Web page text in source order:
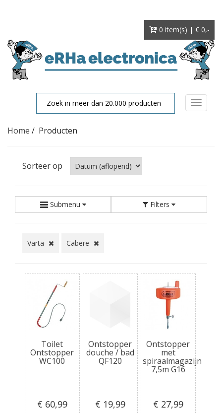
0 item(s) | € 0,-
Toggle
Home / Producten
Sorteer op
Submenu Filters
Varta Cabere
Toilet
Ontstopper
WC100
€ 60,99
Ontstopper
douche / bad
QF120
€ 19,99
Ontstopper
met
spiraalmagazijn
7,5m G16
€ 27,99